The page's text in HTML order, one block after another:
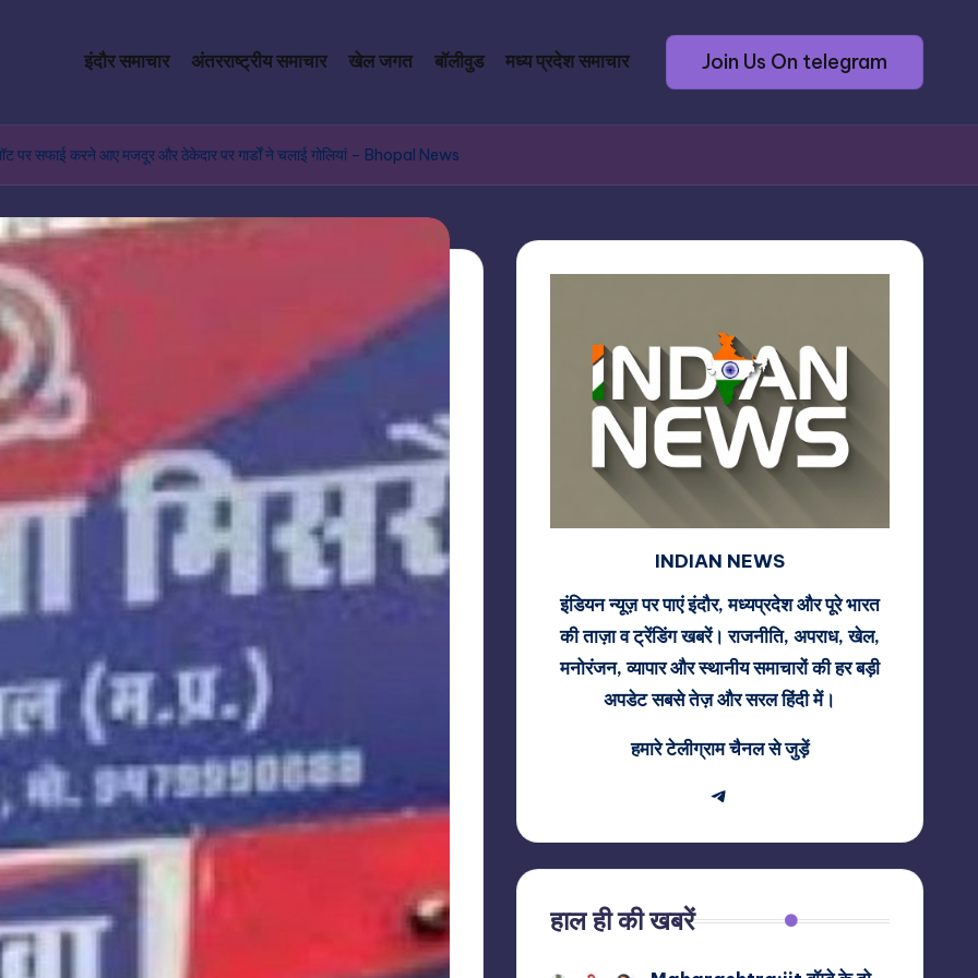
इंदौर समाचार अंतरराष्ट्रीय समाचार खेल जगत बॉलीवुड मध्य प्रदेश समाचार Join Us On telegram
पर सफाई करने आए मजदूर और ठेकेदार पर गार्डों ने चलाई गोलियां – Bhopal News
INDIAN NEWS
इंडियन न्यूज़ पर पाएं इंदौर, मध्यप्रदेश और पूरे भारत
की ताज़ा व ट्रेंडिंग खबरें। राजनीति, अपराध, खेल,
मनोरंजन, व्यापार और स्थानीय समाचारों की हर बड़ी
अपडेट सबसे तेज़ और सरल हिंदी में।
हमारे टेलीग्राम चैनल से जुड़ें
Telegram
हाल ही की खबरें